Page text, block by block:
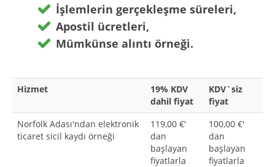
İşlemlerin gerçekleşme süreleri,
Apostil ücretleri,
Mümkünse alıntı örneği.
Hizmet
19% KDV
dahil fiyat
KDV`siz
fiyat
Norfolk Adası'ndan elektronik
ticaret sicil kaydı örneği
119,00 €'
dan
başlayan
fiyatlarla
100,00 €'
dan
başlayan
fiyatlarla